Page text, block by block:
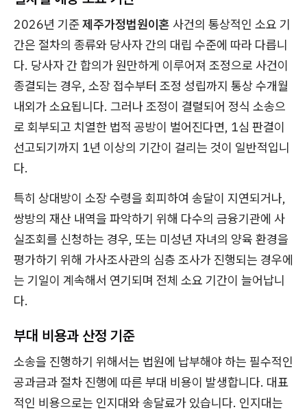
2026년 기준제주가정법원이혼 사건의 통상적인 소요 기
간은 절차의 종류와 당사자 간의 대립 수준에 따라 다릅니
다. 당사자 간 합의가 원만하게 이루어져 조정으로 사건이
종결되는 경우, 소장 접수부터 조정 성립까지 통상 수개월
내외가 소요됩니다. 그러나 조정이 결렬되어 정식 소송으
로 회부되고 치열한 법적 공방이 벌어진다면, 1심 판결이
선고되기까지 1년 이상의 기간이 걸리는 것이 일반적입니
다.
특히 상대방이 소장 수령을 회피하여 송달이 지연되거나,
쌍방의 재산 내역을 파악하기 위해 다수의 금융기관에 사
실조회를 신청하는 경우, 또는 미성년 자녀의 양육 환경을
평가하기 위해 가사조사관의 심층 조사가 진행되는 경우에
는 기일이 계속해서 연기되며 전체 소요 기간이 늘어납니
다.
부대 비용과 산정 기준
소송을 진행하기 위해서는 법원에 납부해야 하는 필수적인
공과금과 절차 진행에 따른 부대 비용이 발생합니다. 대표
적인 비용으로는 인지대와 송달료가 있습니다. 인지대는